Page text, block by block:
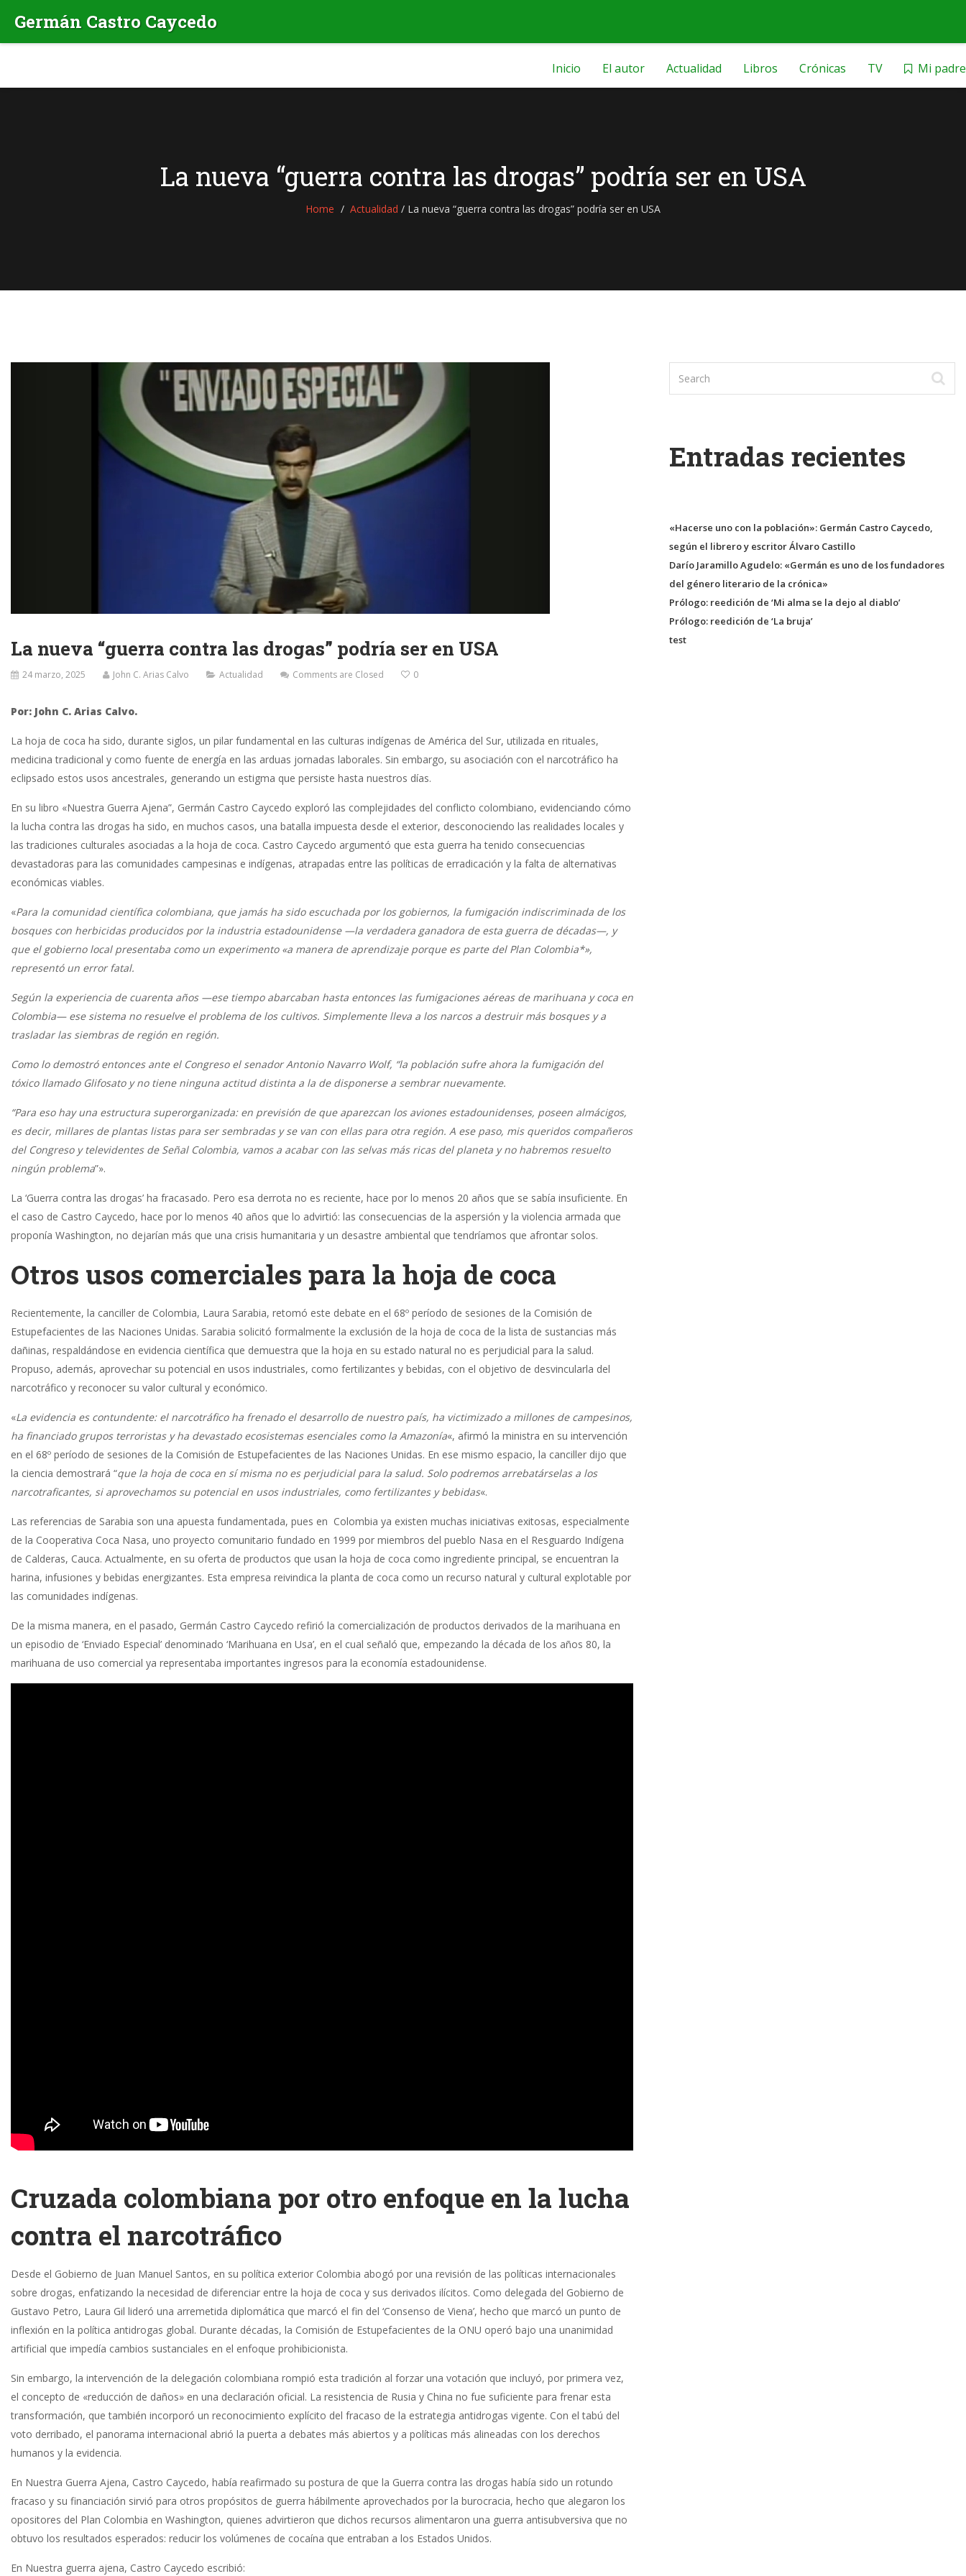
Inicio El autor Actualidad Libros Crónicas TV Mi padre
La nueva “guerra contra las drogas” podría ser en USA
Home Actualidad / La nueva “guerra contra las drogas” podría ser en USA
La nueva “guerra contra las drogas” podría ser en USA
24 marzo, 2025 John C. Arias Calvo Actualidad Comments are Closed 0
Por: John C. Arias Calvo.
La hoja de coca ha sido, durante siglos, un pilar fundamental en las culturas indígenas de América del Sur, utilizada en rituales,
medicina tradicional y como fuente de energía en las arduas jornadas laborales. Sin embargo, su asociación con el narcotráfico ha
eclipsado estos usos ancestrales, generando un estigma que persiste hasta nuestros días.​
En su libro «Nuestra Guerra Ajena”, Germán Castro Caycedo exploró las complejidades del conflicto colombiano, evidenciando cómo
la lucha contra las drogas ha sido, en muchos casos, una batalla impuesta desde el exterior, desconociendo las realidades locales y
las tradiciones culturales asociadas a la hoja de coca. Castro Caycedo argumentó que esta guerra ha tenido consecuencias
devastadoras para las comunidades campesinas e indígenas, atrapadas entre las políticas de erradicación y la falta de alternativas
económicas viables. ​
«Para la comunidad científica colombiana, que jamás ha sido escuchada por los gobiernos, la fumigación indiscriminada de los
bosques con herbicidas producidos por la industria estadounidense —la verdadera ganadora de esta guerra de décadas—, y
que el gobierno local presentaba como un experimento «a manera de aprendizaje porque es parte del Plan Colombia*»,
representó un error fatal.
Según la experiencia de cuarenta años —ese tiempo abarcaban hasta entonces las fumigaciones aéreas de marihuana y coca en
Colombia— ese sistema no resuelve el problema de los cultivos. Simplemente lleva a los narcos a destruir más bosques y a
trasladar las siembras de región en región.
Como lo demostró entonces ante el Congreso el senador Antonio Navarro Wolf, “la población sufre ahora la fumigación del
tóxico llamado Glifosato y no tiene ninguna actitud distinta a la de disponerse a sembrar nuevamente.
“Para eso hay una estructura superorganizada: en previsión de que aparezcan los aviones estadounidenses, poseen almácigos,
es decir, millares de plantas listas para ser sembradas y se van con ellas para otra región. A ese paso, mis queridos compañeros
del Congreso y televidentes de Señal Colombia, vamos a acabar con las selvas más ricas del planeta y no habremos resuelto
ningún problema”».
La ‘Guerra contra las drogas’ ha fracasado. Pero esa derrota no es reciente, hace por lo menos 20 años que se sabía insuficiente. En
el caso de Castro Caycedo, hace por lo menos 40 años que lo advirtió: las consecuencias de la aspersión y la violencia armada que
proponía Washington, no dejarían más que una crisis humanitaria y un desastre ambiental que tendríamos que afrontar solos.
Otros usos comerciales para la hoja de coca
Recientemente, la canciller de Colombia, Laura Sarabia, retomó este debate en el 68º período de sesiones de la Comisión de
Estupefacientes de las Naciones Unidas. Sarabia solicitó formalmente la exclusión de la hoja de coca de la lista de sustancias más
dañinas, respaldándose en evidencia científica que demuestra que la hoja en su estado natural no es perjudicial para la salud.
Propuso, además, aprovechar su potencial en usos industriales, como fertilizantes y bebidas, con el objetivo de desvincularla del
narcotráfico y reconocer su valor cultural y económico.
«La evidencia es contundente: el narcotráfico ha frenado el desarrollo de nuestro país, ha victimizado a millones de campesinos,
ha financiado grupos terroristas y ha devastado ecosistemas esenciales como la Amazonía«, afirmó la ministra en su intervención
en el 68º período de sesiones de la Comisión de Estupefacientes de las Naciones Unidas. En ese mismo espacio, la canciller dijo que
la ciencia demostrará “que la hoja de coca en sí misma no es perjudicial para la salud. Solo podremos arrebatárselas a los
narcotraficantes, si aprovechamos su potencial en usos industriales, como fertilizantes y bebidas«.
Las referencias de Sarabia son una apuesta fundamentada, pues en Colombia ya existen muchas iniciativas exitosas, especialmente
de la Cooperativa Coca Nasa, uno proyecto comunitario fundado en 1999 por miembros del pueblo Nasa en el Resguardo Indígena
de Calderas, Cauca. Actualmente, en su oferta de productos que usan la hoja de coca como ingrediente principal, se encuentran la
harina, infusiones y bebidas energizantes. Esta empresa reivindica la planta de coca como un recurso natural y cultural explotable por
las comunidades indígenas.
De la misma manera, en el pasado, Germán Castro Caycedo refirió la comercialización de productos derivados de la marihuana en
un episodio de ‘Enviado Especial’ denominado ‘Marihuana en Usa’, en el cual señaló que, empezando la década de los años 80, la
marihuana de uso comercial ya representaba importantes ingresos para la economía estadounidense.
Cruzada colombiana por otro enfoque en la lucha
contra el narcotráfico
Desde el Gobierno de Juan Manuel Santos, en su política exterior Colombia abogó por una revisión de las políticas internacionales
sobre drogas, enfatizando la necesidad de diferenciar entre la hoja de coca y sus derivados ilícitos. Como delegada del Gobierno de
Gustavo Petro, Laura Gil lideró una arremetida diplomática que marcó el fin del ‘Consenso de Viena’, hecho que marcó un punto de
inflexión en la política antidrogas global. Durante décadas, la Comisión de Estupefacientes de la ONU operó bajo una unanimidad
artificial que impedía cambios sustanciales en el enfoque prohibicionista.
Sin embargo, la intervención de la delegación colombiana rompió esta tradición al forzar una votación que incluyó, por primera vez,
el concepto de «reducción de daños» en una declaración oficial. La resistencia de Rusia y China no fue suficiente para frenar esta
transformación, que también incorporó un reconocimiento explícito del fracaso de la estrategia antidrogas vigente. Con el tabú del
voto derribado, el panorama internacional abrió la puerta a debates más abiertos y a políticas más alineadas con los derechos
humanos y la evidencia.
En Nuestra Guerra Ajena, Castro Caycedo, había reafirmado su postura de que la Guerra contra las drogas había sido un rotundo
fracaso y su financiación sirvió para otros propósitos de guerra hábilmente aprovechados por la burocracia, hecho que alegaron los
opositores del Plan Colombia en Washington, quienes advirtieron que dichos recursos alimentaron una guerra antisubversiva que no
obtuvo los resultados esperados: reducir los volúmenes de cocaína que entraban a los Estados Unidos.
En Nuestra guerra ajena, Castro Caycedo escribió:
Entradas recientes
«Hacerse uno con la población»: Germán Castro Caycedo,
según el librero y escritor Álvaro Castillo
Darío Jaramillo Agudelo: «Germán es uno de los fundadores
del género literario de la crónica»
Prólogo: reedición de ‘Mi alma se la dejo al diablo’
Prólogo: reedición de ‘La bruja’
test